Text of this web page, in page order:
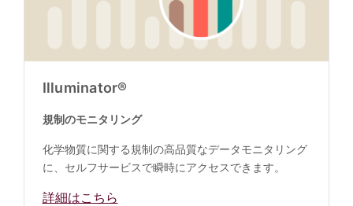
Illuminator®
規制のモニタリング
化学物質に関する規制の高品質なデータモニタリング
に、セルフサービスで瞬時にアクセスできます。
詳細はこちら